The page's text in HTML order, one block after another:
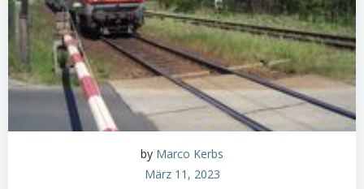
by Marco Kerbs
März 11, 2023